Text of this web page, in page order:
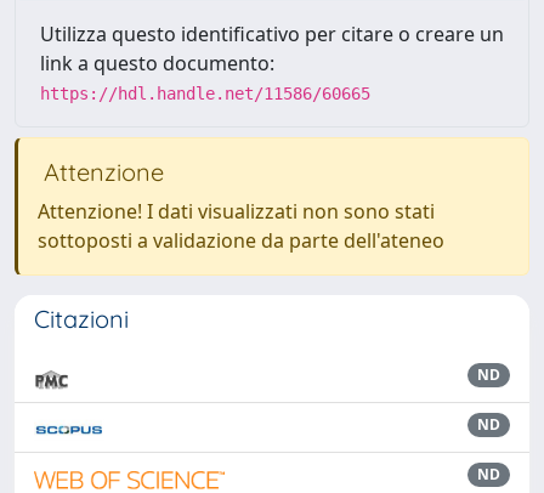
Utilizza questo identificativo per citare o creare un
link a questo documento:
https://hdl.handle.net/11586/60665
Attenzione
Attenzione! I dati visualizzati non sono stati
sottoposti a validazione da parte dell'ateneo
Citazioni
ND
ND
ND